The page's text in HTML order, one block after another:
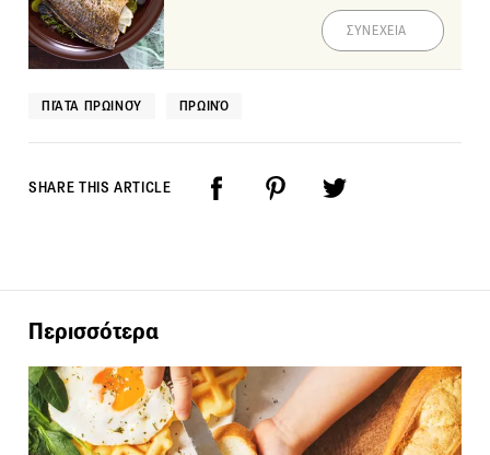
ΣΥΝΕΧΕΙΑ
ΠΙΆΤΑ ΠΡΩΙΝΟΎ ΠΡΩΙΝΌ
SHARE THIS ARTICLE
Περισσότερα